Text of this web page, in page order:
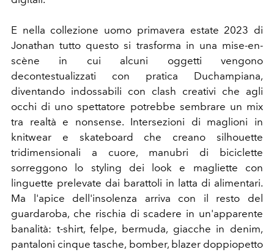
E nella collezione uomo primavera estate 2023 di
Jonathan tutto questo si trasforma in una mise-en-
scène in cui alcuni oggetti vengono
decontestualizzati con pratica Duchampiana,
diventando indossabili con clash creativi che agli
occhi di uno spettatore potrebbe sembrare un mix
tra realtà e nonsense. Intersezioni di maglioni in
knitwear e skateboard che creano silhouette
tridimensionali a cuore, manubri di biciclette
sorreggono lo styling dei look e magliette con
linguette prelevate dai barattoli in latta di alimentari.
Ma l'apice dell'insolenza arriva con il resto del
guardaroba, che rischia di scadere in un'apparente
banalità: t-shirt, felpe, bermuda, giacche in denim,
pantaloni cinque tasche, bomber, blazer doppiopetto